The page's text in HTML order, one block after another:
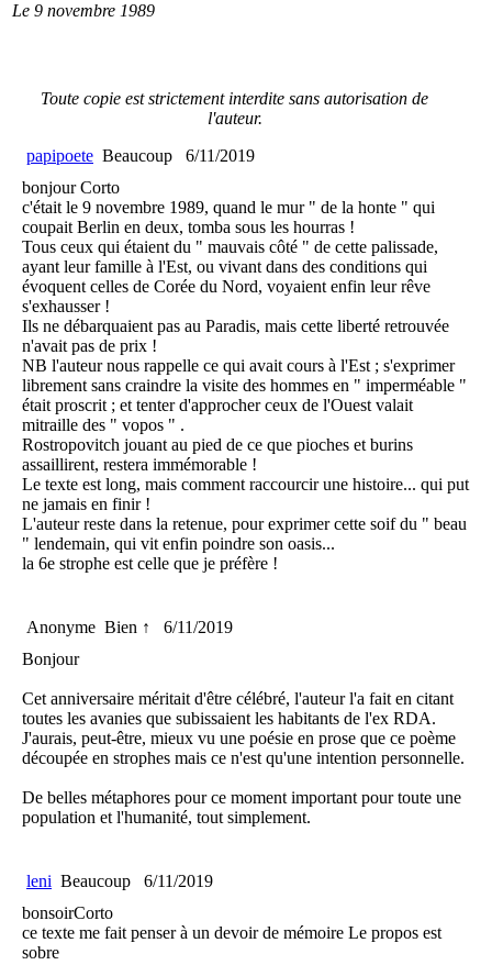
Le 9 novembre 1989
Toute copie est strictement interdite sans autorisation de
l'auteur.
papipoete Beaucoup
6/11/2019
bonjour Corto
c'était le 9 novembre 1989, quand le mur " de la honte " qui
coupait Berlin en deux, tomba sous les hourras !
Tous ceux qui étaient du " mauvais côté " de cette palissade,
ayant leur famille à l'Est, ou vivant dans des conditions qui
évoquent celles de Corée du Nord, voyaient enfin leur rêve
s'exhausser !
Ils ne débarquaient pas au Paradis, mais cette liberté retrouvée
n'avait pas de prix !
NB l'auteur nous rappelle ce qui avait cours à l'Est ; s'exprimer
librement sans craindre la visite des hommes en " imperméable "
était proscrit ; et tenter d'approcher ceux de l'Ouest valait
mitraille des " vopos " .
Rostropovitch jouant au pied de ce que pioches et burins
assaillirent, restera immémorable !
Le texte est long, mais comment raccourcir une histoire... qui put
ne jamais en finir !
L'auteur reste dans la retenue, pour exprimer cette soif du " beau
" lendemain, qui vit enfin poindre son oasis...
la 6e strophe est celle que je préfère !
Anonyme Bien ↑
6/11/2019
Bonjour
Cet anniversaire méritait d'être célébré, l'auteur l'a fait en citant
toutes les avanies que subissaient les habitants de l'ex RDA.
J'aurais, peut-être, mieux vu une poésie en prose que ce poème
découpée en strophes mais ce n'est qu'une intention personnelle.
De belles métaphores pour ce moment important pour toute une
population et l'humanité, tout simplement.
leni Beaucoup
6/11/2019
bonsoirCorto
ce texte me fait penser à un devoir de mémoire Le propos est
sobre